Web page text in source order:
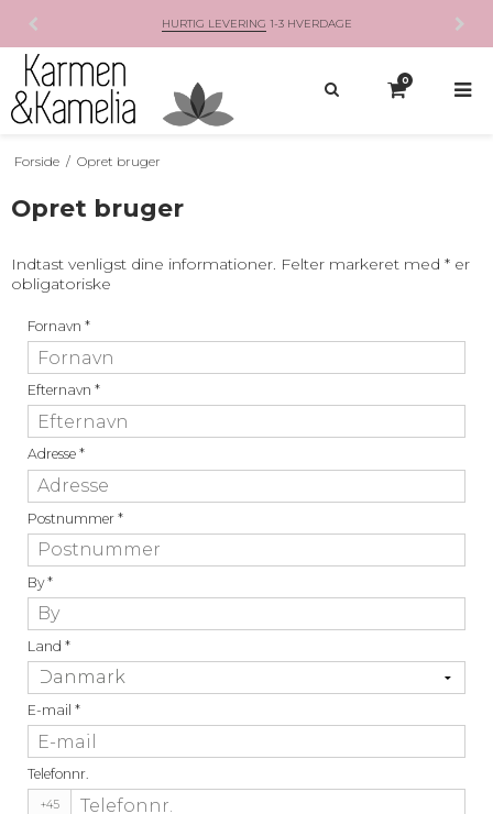
HURTIG LEVERING 1-3 HVERDAGE
0
Forside / Opret bruger
Opret bruger
Indtast venligst dine informationer. Felter markeret med * er
obligatoriske
Fornavn *
Efternavn *
Adresse *
Postnummer *
By*
Land *
E-mail *
Telefonnr.
+45